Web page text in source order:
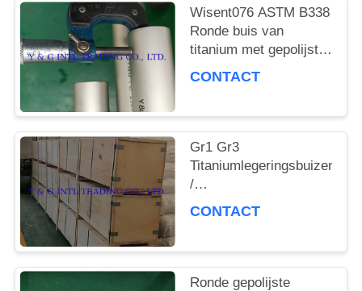
Wisent076 ASTM B338
Ronde buis van
titanium met gepolijst
oppervlak
CONTACT
Gr1 Gr3
Titaniumlegeringsbuizen
/
Titaniumbuislegeringen
CONTACT
Ronde gepolijste